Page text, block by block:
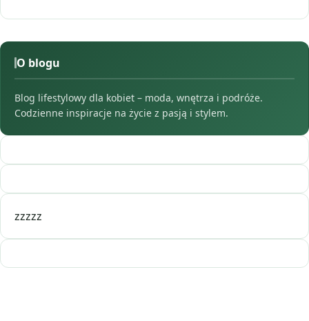
O blogu
Blog lifestylowy dla kobiet – moda, wnętrza i podróże.
Codzienne inspiracje na życie z pasją i stylem.
zzzzz